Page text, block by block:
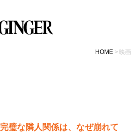
HOME 映画
完璧な隣人関係は、なぜ崩れて